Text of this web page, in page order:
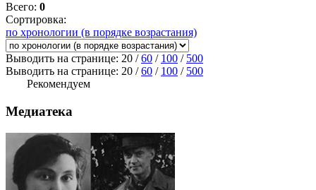
Всего: 0
Сортировка:
по хронологии (в порядке возрастания)
Выводить на странице: 20 /60 / 100 / 500
Выводить на странице: 20 /60 / 100 / 500
Рекомендуем
Медиатека